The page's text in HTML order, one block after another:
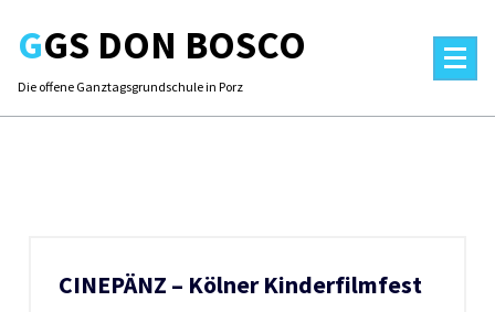
contentGGS DON BOSCO
Die offene Ganztagsgrundschule in Porz
CINEPÄNZ – Kölner Kinderfilmfest